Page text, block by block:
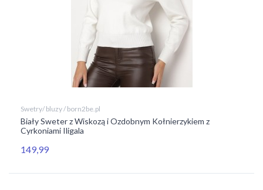
Swetry/ bluzy / born2be.pl
Biały Sweter z Wiskozą i Ozdobnym Kołnierzykiem z
Cyrkoniami Iligala
149,99